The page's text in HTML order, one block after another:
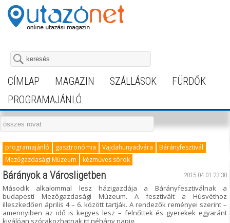
CÍMLAP MAGAZIN SZÁLLÁSOK
FÜRDŐK
PROGRAMAJÁNLÓ
programajánló gasztronómia Vajdahunyadvára
Bárányfesztivál
Mezőgazdasági Múzeum
kézműves sörök
2015.04.01 23:30
Bárányok a Városligetben
Második alkalommal lesz házigazdája a Bárányfesztiválnak a
budapesti Mezőgazdasági Múzeum. A fesztivált a Húsvéthoz
illeszkedően április 4 – 6. között tartják. A rendezők reményei szerint –
amennyiben az idő is kegyes lesz – felnőttek és gyerekek egyaránt
kiválóan szórakozhatnak itt néhány napig.